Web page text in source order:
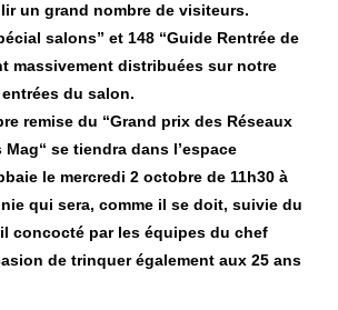
un grand nombre de visiteurs.
salons” et 148 “Guide Rentrée de
massivement distribuées sur notre
du salon.
remise du “Grand prix des Réseaux
se tiendra dans l’espace
le mercredi 2 octobre de 11h30 à
qui sera, comme il se doit, suivie du
concocté par les équipes du chef
de trinquer également aux 25 ans